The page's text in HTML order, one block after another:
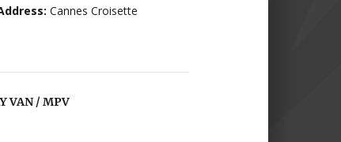
Cannes Croisette
VAN / MPV